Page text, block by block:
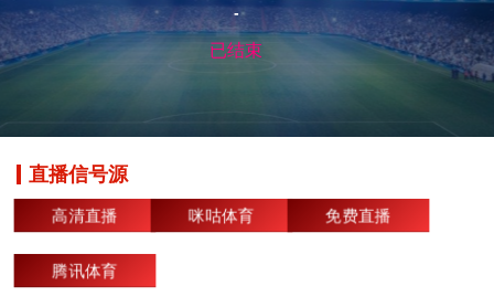
-
已结束
直播信号源
高清直播 咪咕体育 免费直播
腾讯体育